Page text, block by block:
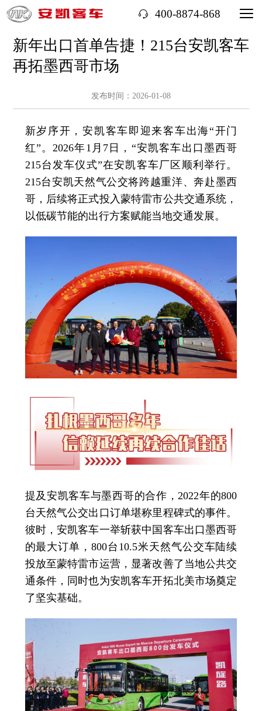
400-8874-868
新年出口首单告捷！215台安凯客车
再拓墨西哥市场
发布时间：2026-01-08
新岁序开，安凯客车即迎来客车出海“开门
红”。2026年1月7日，“安凯客车出口墨西哥
215台发车仪式”在安凯客车厂区顺利举行。
215台安凯天然气公交将跨越重洋、奔赴墨西
哥，后续将正式投入蒙特雷市公共交通系统，
以低碳节能的出行方案赋能当地交通发展。
提及安凯客车与墨西哥的合作，2022年的800
台天然气公交出口订单堪称里程碑式的事件。
彼时，安凯客车一举斩获中国客车出口墨西哥
的最大订单，800台10.5米天然气公交车陆续
投放至蒙特雷市运营，显著改善了当地公共交
通条件，同时也为安凯客车开拓北美市场奠定
了坚实基础。